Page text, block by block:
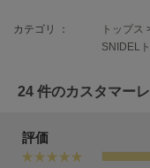
gelato pique
ジェラート ピケ
GELATO PIQUE CAT&DOG
ジェラート ピケ キャットア
カテゴリ ： トップス
SNIDEL
24 件のカスタマー
評価